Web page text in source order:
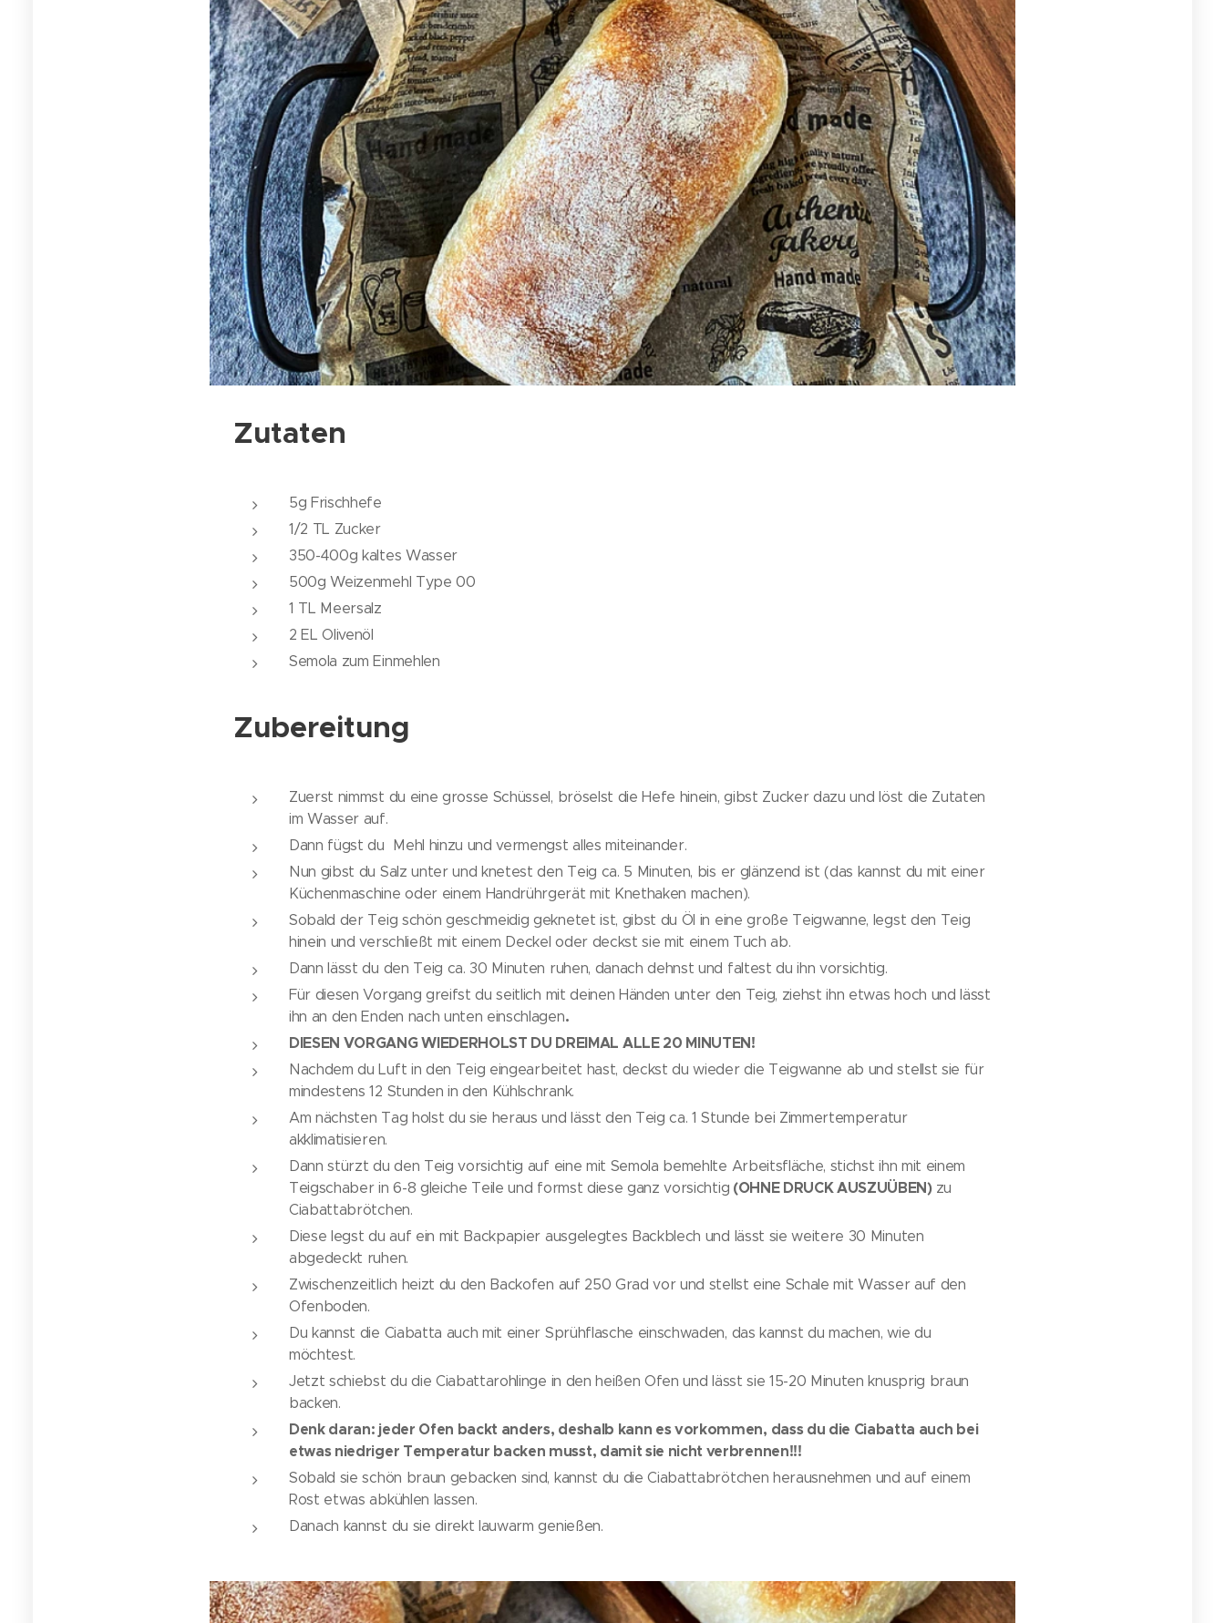
Zutaten
5g Frischhefe
1/2 TL Zucker
350-400g kaltes Wasser
500g Weizenmehl Type 00
1 TL Meersalz
2 EL Olivenöl
Semola zum Einmehlen
Zubereitung
Zuerst nimmst du eine grosse Schüssel, bröselst die Hefe hinein, gibst Zucker dazu und löst die Zutaten
im Wasser auf.
Dann fügst du Mehl hinzu und vermengst alles miteinander.
Nun gibst du Salz unter und knetest den Teig ca. 5 Minuten, bis er glänzend ist (das kannst du mit einer
Küchenmaschine oder einem Handrührgerät mit Knethaken machen).
Sobald der Teig schön geschmeidig geknetet ist, gibst du Öl in eine große Teigwanne, legst den Teig
hinein und verschließt mit einem Deckel oder deckst sie mit einem Tuch ab.
Dann lässt du den Teig ca. 30 Minuten ruhen, danach dehnst und faltest du ihn vorsichtig.
Für diesen Vorgang greifst du seitlich mit deinen Händen unter den Teig, ziehst ihn etwas hoch und lässt
ihn an den Enden nach unten einschlagen.
DIESEN VORGANG WIEDERHOLST DU DREIMAL ALLE 20 MINUTEN!
Nachdem du Luft in den Teig eingearbeitet hast, deckst du wieder die Teigwanne ab und stellst sie für
mindestens 12 Stunden in den Kühlschrank.
Am nächsten Tag holst du sie heraus und lässt den Teig ca. 1 Stunde bei Zimmertemperatur
akklimatisieren.
Dann stürzt du den Teig vorsichtig auf eine mit Semola bemehlte Arbeitsfläche, stichst ihn mit einem
Teigschaber in 6-8 gleiche Teile und formst diese ganz vorsichtig (OHNE DRUCK AUSZUÜBEN) zu
Ciabattabrötchen.
Diese legst du auf ein mit Backpapier ausgelegtes Backblech und lässt sie weitere 30 Minuten
abgedeckt ruhen.
Zwischenzeitlich heizt du den Backofen auf 250 Grad vor und stellst eine Schale mit Wasser auf den
Ofenboden.
Du kannst die Ciabatta auch mit einer Sprühflasche einschwaden, das kannst du machen, wie du
möchtest.
Jetzt schiebst du die Ciabattarohlinge in den heißen Ofen und lässt sie 15-20 Minuten knusprig braun
backen.
Denk daran: jeder Ofen backt anders, deshalb kann es vorkommen, dass du die Ciabatta auch bei
etwas niedriger Temperatur backen musst, damit sie nicht verbrennen!!!
Sobald sie schön braun gebacken sind, kannst du die Ciabattabrötchen herausnehmen und auf einem
Rost etwas abkühlen lassen.
Danach kannst du sie direkt lauwarm genießen.